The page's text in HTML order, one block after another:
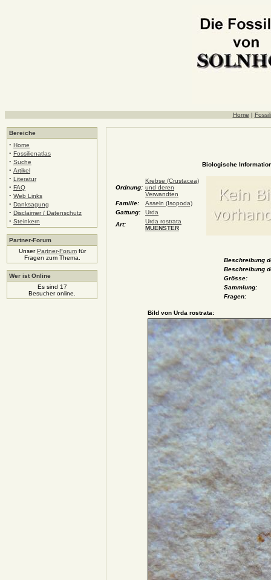
Home |
Bereiche
· Home
· Fossilienatlas
· Suche
· Artikel
· Literatur
· FAQ
· Web Links
· Danksagung
· Disclaimer / Datenschutz
· Steinkern
Partner-Forum
UnserPartner-Forumfür
Fragen zum Thema.
Wer ist Online
Es sind 17
Besucher online.
Biologische
Ordnung:
Krebse (Crustacea)
und deren
Verwandten
Familie:
Asseln (Isopoda)
Gattung:
Urda
Art:
Urda rostrata
MUENSTER
Beschreibung
Beschreibung
Grösse:
Sammlung:
Fragen:
Bild von Urda rostrata: